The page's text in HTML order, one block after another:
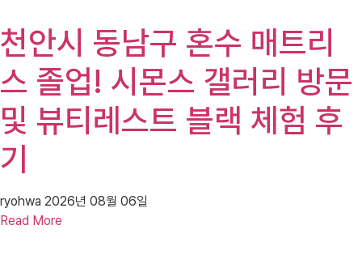
천안시 동남구 혼수 매트리
스 졸업! 시몬스 갤러리 방문
및 뷰티레스트 블랙 체험 후
기
ryohwa 2026년 08월 06일
Read More